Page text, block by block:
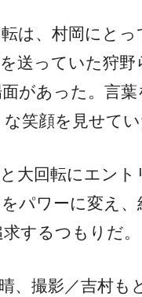
は、村岡にと
送っていた狩
があった。言
笑顔を見せてい
大回転にエン
パワーに変え
するつもりだ。
、撮影／吉村も